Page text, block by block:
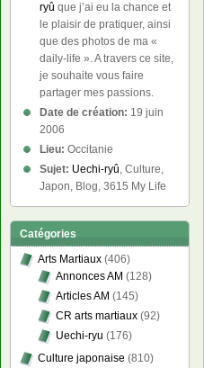
ryû que j’ai eu la chance et
le plaisir de pratiquer, ainsi
que des photos de ma «
daily-life ». A travers ce site,
je souhaite vous faire
partager mes passions.
Date de création: 19 juin
2006
Lieu: Occitanie
Sujet: Uechi-ryû, Culture,
Japon, Blog, 3615 My Life
Catégories
Arts Martiaux (406)
Annonces AM (128)
Articles AM (145)
CR arts martiaux (92)
Uechi-ryu (176)
Culture japonaise (810)